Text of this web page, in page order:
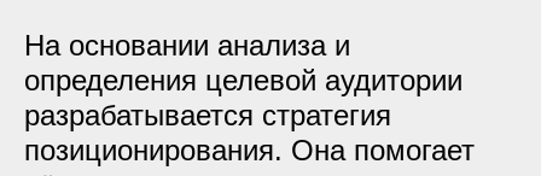
На основании анализа и
определения целевой аудитории
разрабатывается стратегия
позиционирования. Она помогает